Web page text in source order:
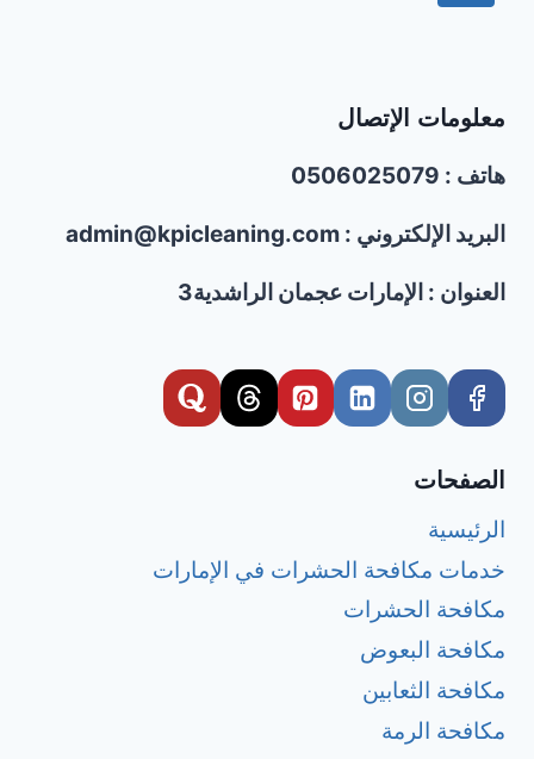
المباني
في
معلومات الإتصال
هاتف : 0506025079
البريد الإلكتروني : admin@kpicleaning.com
العنوان : الإمارات عجمان الراشدية3
الصفحات
الرئيسية
خدمات مكافحة الحشرات في الإمارات
مكافحة الحشرات
مكافحة البعوض
مكافحة الثعابين
مكافحة الرمة